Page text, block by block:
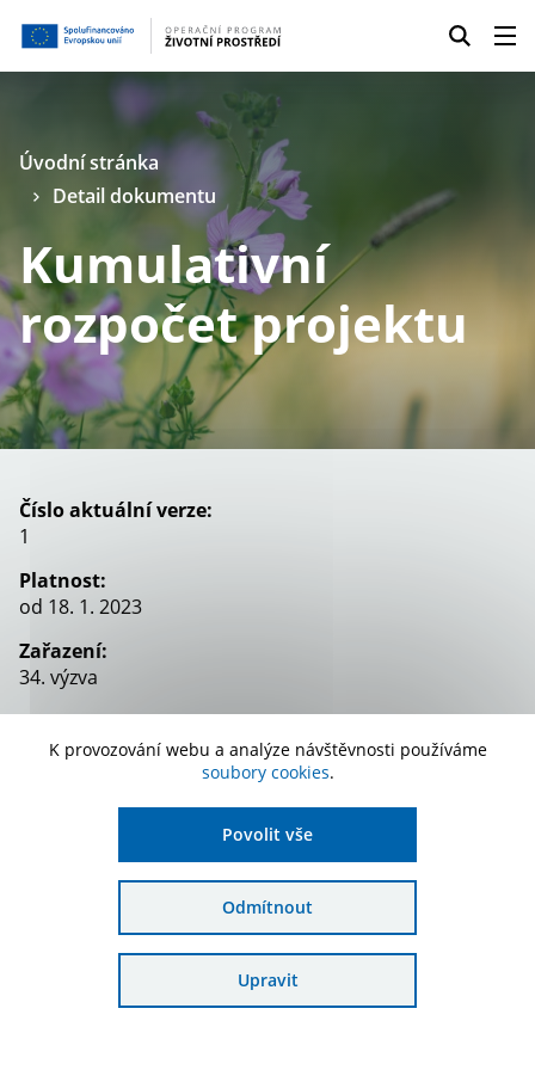
Úvodní stránka
Detail dokumentu
Kumulativní
rozpočet projektu
Číslo aktuální verze:
1
Platnost:
od 18. 1. 2023
Zařazení:
34. výzva
Stáhnout dokument
Odebírat novinky
K provozování webu a analýze návštěvnosti používáme
soubory cookies.
Povolit vše
Odmítnout
Upravit